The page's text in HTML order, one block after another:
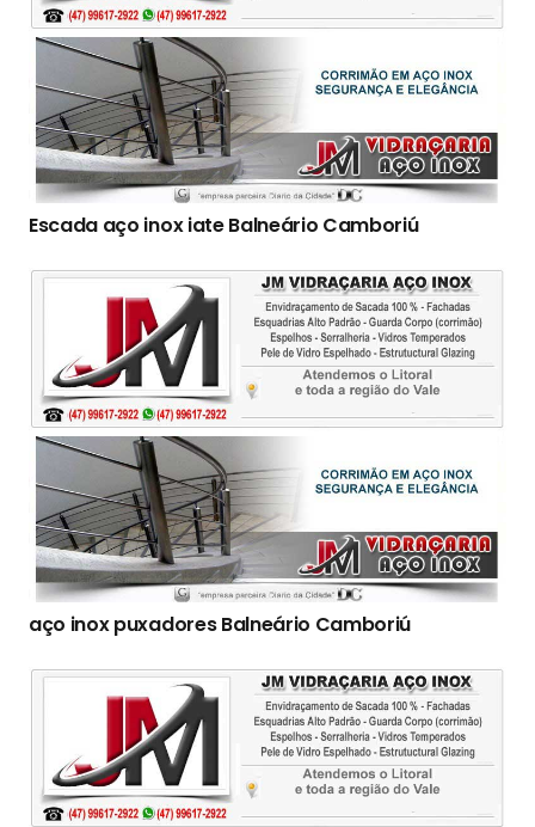
Escada aço inox iate Balneário Camboriú
aço inox puxadores Balneário Camboriú